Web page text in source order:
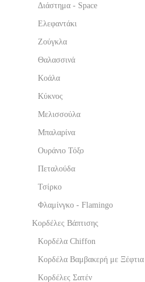
Διάστημα - Space
Ελεφαντάκι
Ζούγκλα
Θαλασσινά
Κοάλα
Κύκνος
Μελισσούλα
Μπαλαρίνα
Ουράνιο Τόξο
Πεταλούδα
Τσίρκο
Φλαμίνγκο - Flamingo
Κορδέλες Βάπτισης
Κορδέλα Chiffon
Κορδέλα Βαμβακερή με Ξέφτια
Κορδέλες Σατέν